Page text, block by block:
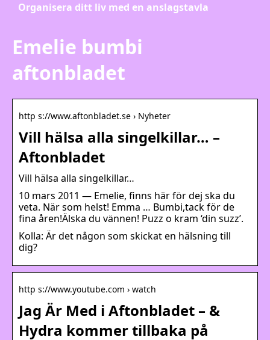
Organisera ditt liv med en anslagstavla
Emelie bumbi
aftonbladet
http s://www.aftonbladet.se › Nyheter
Vill hälsa alla singelkillar… –
Aftonbladet
Vill hälsa alla singelkillar…
10 mars 2011 — Emelie, finns här för dej ska du
veta. När som helst! Emma … Bumbi,tack för de
fina åren!Älska du vännen! Puzz o kram ‘din suzz’.
Kolla: Är det någon som skickat en hälsning till
dig?
http s://www.youtube.com › watch
Jag Är Med i Aftonbladet – &
Hydra kommer tillbaka på